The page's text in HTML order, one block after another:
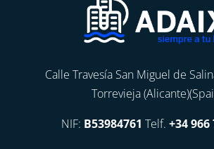
Calle Travesía San Miguel de
Torrevieja
NIF: B53984761 Telf.+34 966